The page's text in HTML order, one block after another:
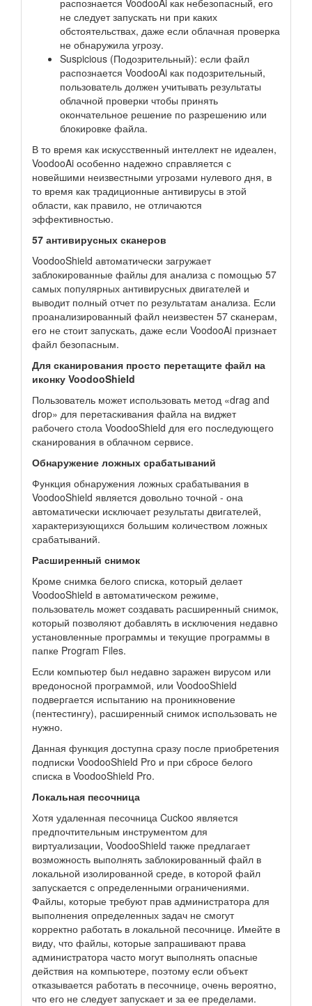
распознается VoodooAi как небезопасный, его
не следует запускать ни при каких
обстоятельствах, даже если облачная проверка
не обнаружила угрозу.
Suspicious (Подозрительный): если файл
распознается VoodooAi как подозрительный,
пользователь должен учитывать результаты
облачной проверки чтобы принять
окончательное решение по разрешению или
блокировке файла.
В то время как искусственный интеллект не идеален,
VoodooAi особенно надежно справляется с
новейшими неизвестными угрозами нулевого дня, в
то время как традиционные антивирусы в этой
области, как правило, не отличаются
эффективностью.
57 антивирусных сканеров
VoodooShield автоматически загружает
заблокированные файлы для анализа с помощью 57
самых популярных антивирусных двигателей и
выводит полный отчет по результатам анализа. Если
проанализированный файл неизвестен 57 сканерам,
его не стоит запускать, даже если VoodooAi признает
файл безопасным.
Для сканирования просто перетащите файл на
иконку VoodooShield
Пользователь может использовать метод «drag and
drop» для перетаскивания файла на виджет
рабочего стола VoodooShield для его последующего
сканирования в облачном сервисе.
Обнаружение ложных срабатываний
Функция обнаружения ложных срабатывания в
VoodooShield является довольно точной - она
автоматически исключает результаты двигателей,
характеризующихся большим количеством ложных
срабатываний.
Расширенный снимок
Кроме снимка белого списка, который делает
VoodooShield в автоматическом режиме,
пользователь может создавать расширенный снимок,
который позволяют добавлять в исключения недавно
установленные программы и текущие программы в
папке Program Files.
Если компьютер был недавно заражен вирусом или
вредоносной программой, или VoodooShield
подвергается испытанию на проникновение
(пентестингу), расширенный снимок использовать не
нужно.
Данная функция доступна сразу после приобретения
подписки VoodooShield Pro и при сбросе белого
списка в VoodooShield Pro.
Локальная песочница
Хотя удаленная песочница Cuckoo является
предпочтительным инструментом для
виртуализации, VoodooShield также предлагает
возможность выполнять заблокированный файл в
локальной изолированной среде, в которой файл
запускается с определенными ограничениями.
Файлы, которые требуют прав администратора для
выполнения определенных задач не смогут
корректно работать в локальной песочнице. Имейте в
виду, что файлы, которые запрашивают права
администратора часто могут выполнять опасные
действия на компьютере, поэтому если объект
отказывается работать в песочнице, очень вероятно,
что его не следует запускает и за ее пределами.